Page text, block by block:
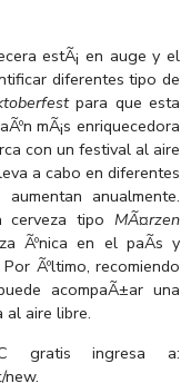
estÃ¡ en auge y el
diferentes tipo de
para que esta
mÃ¡s enriquecedora
con un festival al aire
a cabo en diferentes
anualmente.
tipo MÃ¤rzen
Ãºnica en el paÃ­s y
Ãºltimo, recomiendo
acompaÃ±ar una
al aire libre.
gratis ingresa a:
new.